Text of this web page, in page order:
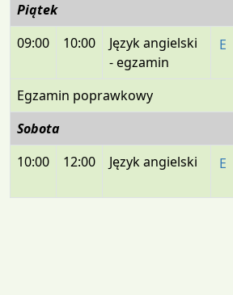
Piątek
09:00
10:00
Język angielski
- egzamin
E
Egzamin poprawkowy
Sobota
10:00
12:00 Język angielski E